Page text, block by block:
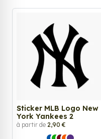
Sticker MLB Logo New
York Yankees 2
à partir de 2,90 €